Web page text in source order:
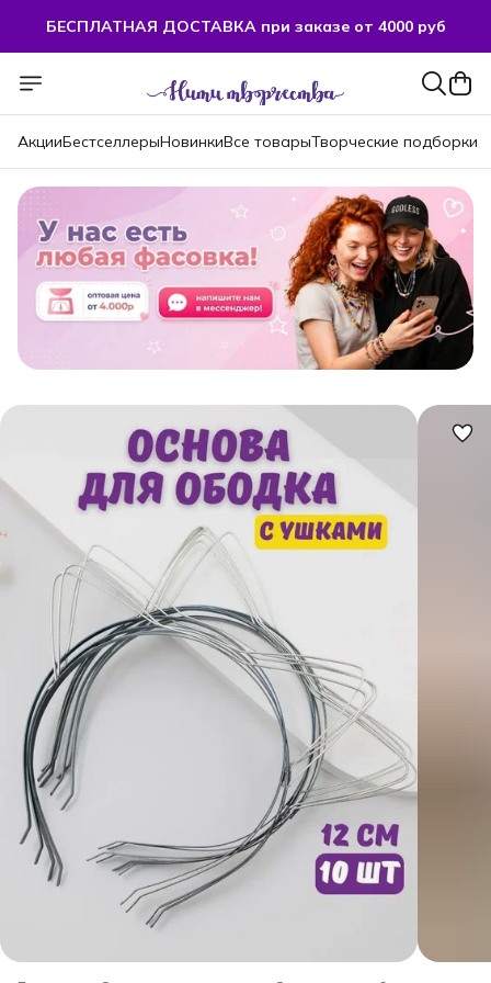
БЕСПЛАТНАЯ ДОСТАВКА при заказе от 4000 руб
АкцииБестселлерыНовинкиВсе товарыТворческие подборки